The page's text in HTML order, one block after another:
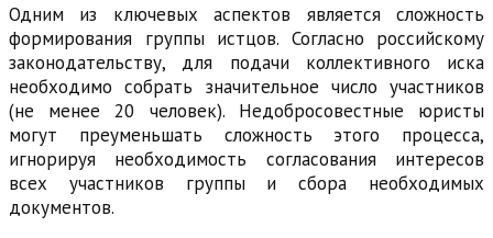
Одним из ключевых аспектов является сложность
формирования группы истцов. Согласно российскому
законодательству, для подачи коллективного иска
необходимо собрать значительное число участников
(не менее 20 человек). Недобросовестные юристы
могут преуменьшать сложность этого процесса,
игнорируя необходимость согласования интересов
всех участников группы и сбора необходимых
документов.